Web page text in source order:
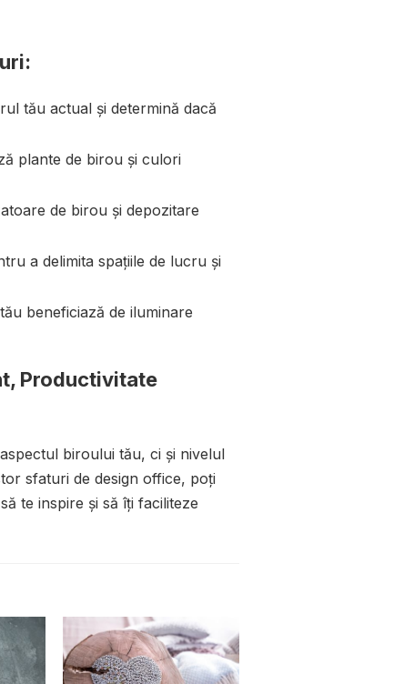
tău actual și determină dacă
plante de birou și culori
de birou și depozitare
a delimita spațiile de lucru și
beneficiază de iluminare
Productivitate
biroului tău, ci și nivelul
sfaturi de design office, poți
te inspire și să îți faciliteze